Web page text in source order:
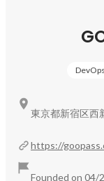
https://
Founded on 04/
東京都新宿区西